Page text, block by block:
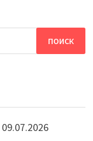
09.07.2026